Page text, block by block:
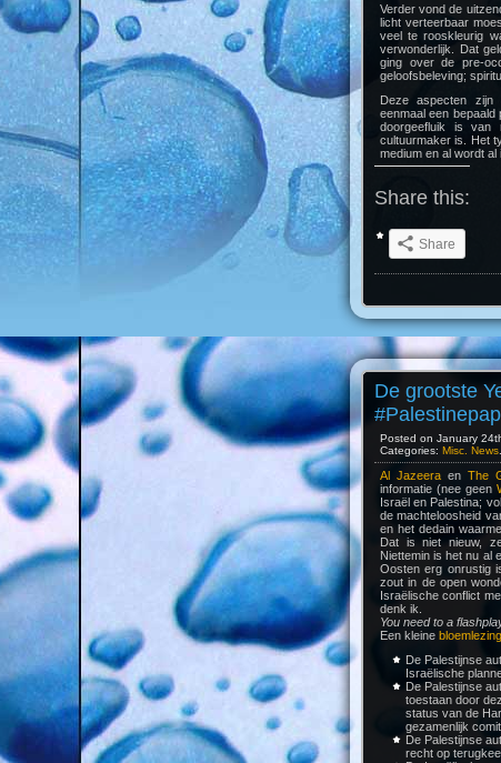
Verder vond de
licht verteerbaar
veel te rooskleurig
verwonderlijk. Dat
ging over de pre-
geloofsbeleving;
Deze aspecten zijn
eenmaal een
doorgeefluik is van
cultuurmaker is. Het
medium en al wordt al
Share this:
Share
De grootste
Posted on January
Categories: Misc. News.
Al Jazeeraen The
informatie (nee geen
Israël en Palestina;
de machteloosheid
en het dedain
Dat is niet nieuw,
Niettemin is het nu al
Oosten erg onrustig
zout in de open
Israëlische conflict
denk ik.
You need to a
Een kleine bloemlezing
De Palestijnse
Israëlische
De Palestijnse
toestaan door
status van de
gezamenlijk
De Palestijnse
recht op